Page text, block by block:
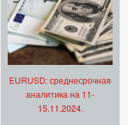
EURUSD: среднесрочная
аналитика на 11-
15.11.2024.